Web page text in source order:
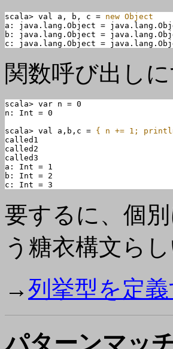
scala> val a, b, c = new Object
a: java.lang.Object =
b: java.lang.Object =
c: java.lang.Object =
関数呼び出し
scala> var n = 0
n: Int = 0
scala> val a,b,c = { n += 1;
called1
called2
called3
a: Int = 1
b: Int = 2
c: Int = 3
要するに、個
う糖衣構文らし
→列挙型を定義
パターンマッ